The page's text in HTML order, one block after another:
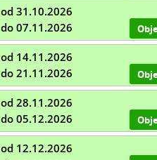
od 31.10.2026
do 07.11.2026
od 14.11.2026
do 21.11.2026
od 28.11.2026
do 05.12.2026
od 12.12.2026